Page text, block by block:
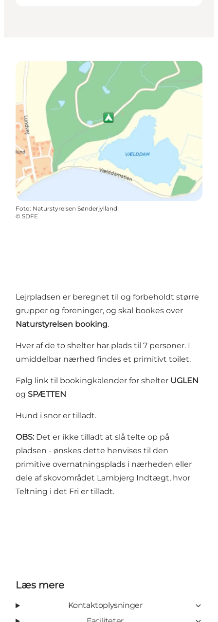
Foto: Naturstyrelsen Sønderjylland
© SDFE
Lejrpladsen er beregnet til og forbeholdt større
grupper og foreninger, og skal bookes over
Naturstyrelsen booking.
Hver af de to shelter har plads til 7 personer. I
umiddelbar nærhed findes et primitivt toilet.
Følg link til bookingkalender for shelter UGLEN
og SPÆTTEN
Hund i snor er tilladt.
OBS: Det er ikke tilladt at slå telte op på
pladsen - ønskes dette henvises til den
primitive overnatningsplads i nærheden eller
dele af skovområdet Lambjerg Indtægt, hvor
Teltning i det Fri er tilladt.
Læs mere
Kontaktoplysninger